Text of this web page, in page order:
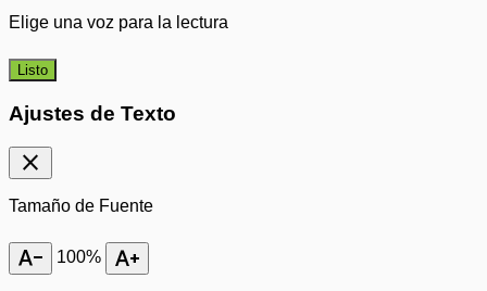
Elige una voz para la lectura
Listo
Ajustes de Texto
close
Tamaño de Fuente
text_decrease 100% text_increase